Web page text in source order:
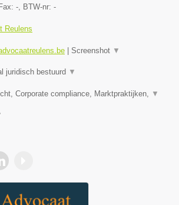
Fax: - , BTW-nr: -
Reulens
Screenshot ▼
juridisch bestuurd ▼
Corporate compliance, Marktpraktijken, ▼